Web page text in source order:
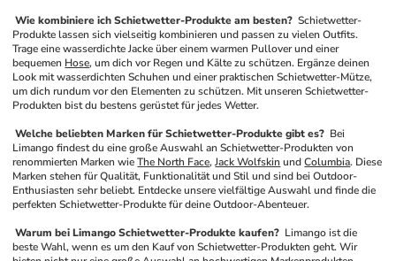
Wie kombiniere ich Schietwetter-Produkte am besten? Schietwetter-
Produkte lassen sich vielseitig kombinieren und passen zu vielen Outfits.
Trage eine wasserdichte Jacke über einem warmen Pullover und einer
bequemen Hose, um dich vor Regen und Kälte zu schützen. Ergänze deinen
Look mit wasserdichten Schuhen und einer praktischen Schietwetter-Mütze,
um dich rundum vor den Elementen zu schützen. Mit unseren Schietwetter-
Produkten bist du bestens gerüstet für jedes Wetter.
Welche beliebten Marken für Schietwetter-Produkte gibt es? Bei
Limango findest du eine große Auswahl an Schietwetter-Produkten von
renommierten Marken wie The North Face, Jack Wolfskin und Columbia. Diese
Marken stehen für Qualität, Funktionalität und Stil und sind bei Outdoor-
Enthusiasten sehr beliebt. Entdecke unsere vielfältige Auswahl und finde die
perfekten Schietwetter-Produkte für deine Outdoor-Abenteuer.
Warum bei Limango Schietwetter-Produkte kaufen? Limango ist die
beste Wahl, wenn es um den Kauf von Schietwetter-Produkten geht. Wir